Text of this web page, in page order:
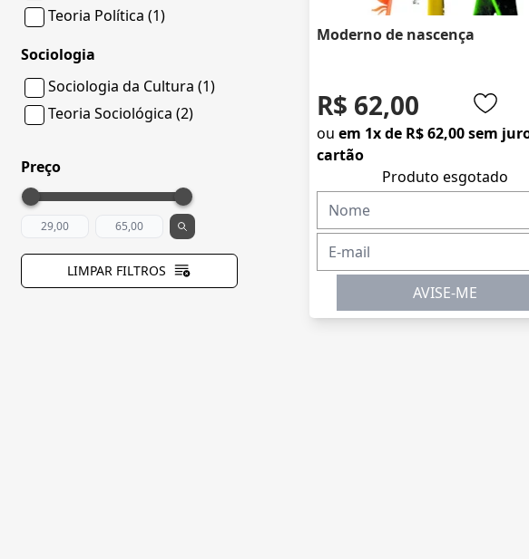
Teoria Política (1)
Sociologia
Sociologia da Cultura (1)
Teoria Sociológica (2)
Preço
LIMPAR FILTROS
Moderno de nascença
R$ 62,00
ou em 1x de R$ 62,00 sem
cartão
Produto esgotado
AVISE-ME